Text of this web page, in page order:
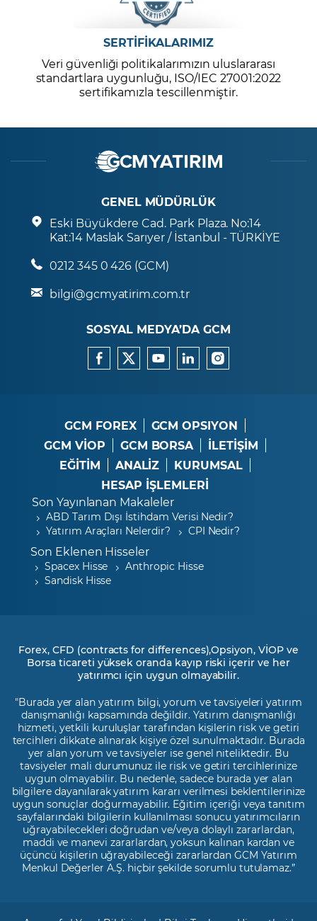
SERTİFİKALARIMIZ
Veri güvenliği politikalarımızın uluslararası
standartlara uygunluğu, ISO/IEC 27001:2022
sertifikamızla tescillenmiştir.
GENEL MÜDÜRLÜK
Eski Büyükdere Cad. Park Plaza. No:14
Kat:14 Maslak Sarıyer / İstanbul - TÜRKİYE
0212 345 0 426 (GCM)
bilgi@gcmyatirim.com.tr
SOSYAL MEDYA’DA GCM
GCM FOREX
GCM OPSIYON
GCM VİOP
GCM BORSA
İLETİŞİM
EĞİTİM
ANALİZ
KURUMSAL
HESAP İŞLEMLERİ
Son Yayınlanan Makaleler
ABD Tarım Dışı İstihdam Verisi Nedir?
Yatırım Araçları Nelerdir?
CPI Nedir?
Son Eklenen Hisseler
Spacex Hisse
Anthropic Hisse
Sandisk Hisse
Forex, CFD (contracts for differences),Opsiyon, VİOP ve
Borsa ticareti yüksek oranda kayıp riski içerir ve her
yatırımcı için uygun olmayabilir.
"Burada yer alan yatırım bilgi, yorum ve tavsiyeleri yatırım
danışmanlığı kapsamında değildir. Yatırım danışmanlığı
hizmeti, yetkili kuruluşlar tarafından kişilerin risk ve getiri
tercihleri dikkate alınarak kişiye özel sunulmaktadır. Burada
yer alan yorum ve tavsiyeler ise genel niteliktedir. Bu
tavsiyeler mali durumunuz ile risk ve getiri tercihlerinize
uygun olmayabilir. Bu nedenle, sadece burada yer alan
bilgilere dayanılarak yatırım kararı verilmesi beklentilerinize
uygun sonuçlar doğurmayabilir. Eğitim içeriği veya tanıtım
sayfalarındaki bilgilerin kullanılması sonucu yatırımcıların
uğrayabilecekleri doğrudan ve/veya dolaylı zararlardan,
maddi ve manevi zararlardan, yoksun kalınan kardan ve
üçüncü kişilerin uğrayabileceği zararlardan GCM Yatırım
Menkul Değerler A.Ş. hiçbir şekilde sorumlu tutulamaz.”